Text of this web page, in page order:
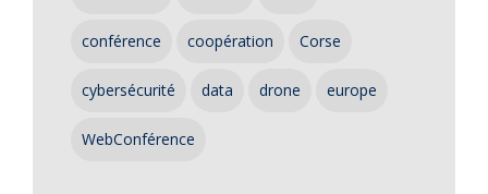
conférence coopération Corse
cybersécurité data drone europe
WebConférence